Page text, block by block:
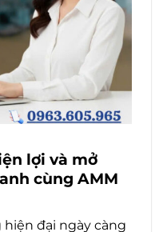
lợi và mở
cùng AMM
đại ngày càng